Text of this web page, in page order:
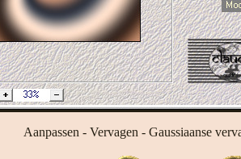
Aanpassen - Vervagen - Gaussiaanse